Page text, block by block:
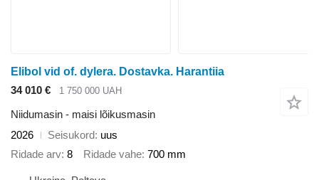
Elibol vid of. dylera. Dostavka. Harantiia
34 010 €
1 750 000 UAH
Niidumasin - maisi lõikusmasin
2026
Seisukord uus
Ridade arv 8 Ridade vahe 700 mm